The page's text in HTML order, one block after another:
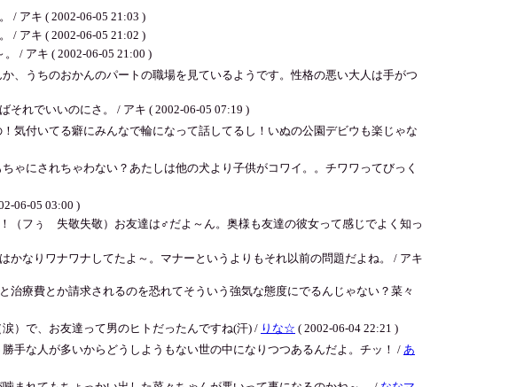
/ アキ ( 2002-06-05 21:03 )
/ アキ ( 2002-06-05 21:02 )
/ アキ ( 2002-06-05 21:00 )
、うちのおかんのパートの職場を見ているようです。性格の悪い大人は手がつ
れでいいのにさ。 / アキ ( 2002-06-05 07:19 )
気付いてる癖にみんなで輪になって話してるし！いぬの公園デビウも楽じゃな
ゃにされちゃわない？あたしは他の犬より子供がコワイ。。チワワってびっく
06-05 03:00 )
フぅ 失敬失敬）お友達は♂だよ～ん。奥様も友達の彼女って感じでよく知っ
なりワナワナしてたよ～。マナーというよりもそれ以前の問題だよね。 / アキ
療費とか請求されるのを恐れてそういう強気な態度にでるんじゃない？菜々
）で、お友達って男のヒトだったんですね(汗) / りな☆ ( 2002-06-04 22:21 )
手な人が多いからどうしようもない世の中になりつつあるんだよ。チッ！ / あ